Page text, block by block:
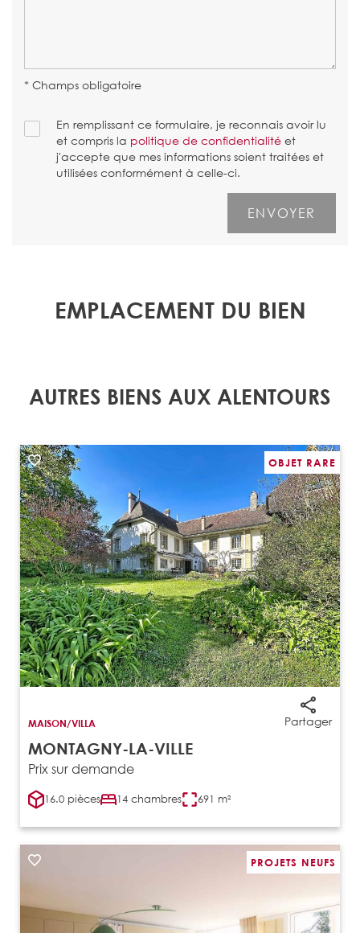
* Champs obligatoire
En remplissant ce formulaire, je reconnais avoir lu
et compris la politique de confidentialité et
j'accepte que mes informations soient traitées et
utilisées conformément à celle-ci.
EMPLACEMENT DU BIEN
AUTRES BIENS AUX ALENTOURS
OBJET RARE
Partager
MAISON/VILLA
MONTAGNY-LA-VILLE
Prix sur demande
16.0 pièces 14 chambres 691 m²
PROJETS NEUFS